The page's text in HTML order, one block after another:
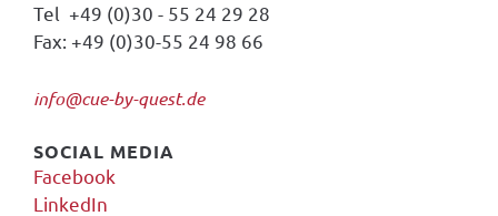
Tel +49 (0)30 - 55 24 29 28
Fax: +49 (0)30-55 24 98 66
info@cue-by-quest.de
SOCIAL MEDIA
Facebook
LinkedIn